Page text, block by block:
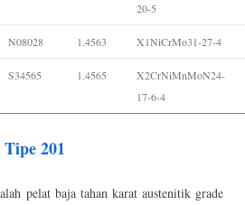
20-5
N08028 1.4563 X1NiCrMo31-27-4
S34565 1.4565
X2CrNiMnMoN24-
17-6-4
201
pelat baja tahan karat austenitik grade